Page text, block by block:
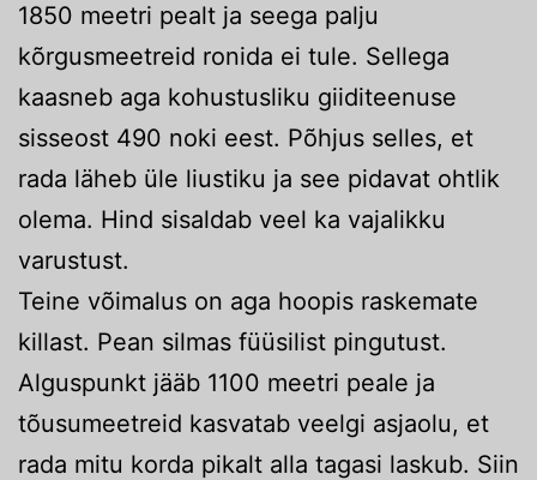
1850 meetri pealt ja seega palju
kõrgusmeetreid ronida ei tule. Sellega
kaasneb aga kohustusliku giiditeenuse
sisseost 490 noki eest. Põhjus selles, et
rada läheb üle liustiku ja see pidavat ohtlik
olema. Hind sisaldab veel ka vajalikku
varustust.
Teine võimalus on aga hoopis raskemate
killast. Pean silmas füüsilist pingutust.
Alguspunkt jääb 1100 meetri peale ja
tõusumeetreid kasvatab veelgi asjaolu, et
rada mitu korda pikalt alla tagasi laskub. Siin